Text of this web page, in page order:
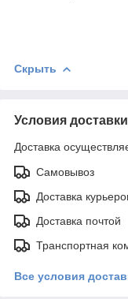
Скрыть
Условия доставки
Доставка
Самовывоз
Доставка
Доставка почтой
Транспортная
Все условия